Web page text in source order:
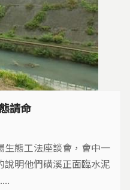
請命
態工法座談會，會中一
明他們磺溪正面臨水泥